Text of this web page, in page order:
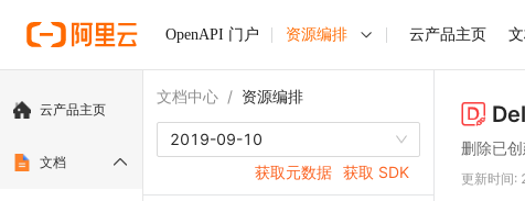
OpenAPI 门户 资源编排 云产品主页
云产品主页
文档
文档中心 / 资源编排
2019-09-10
获取元数据 获取 SDK
删除已创
更新时间: